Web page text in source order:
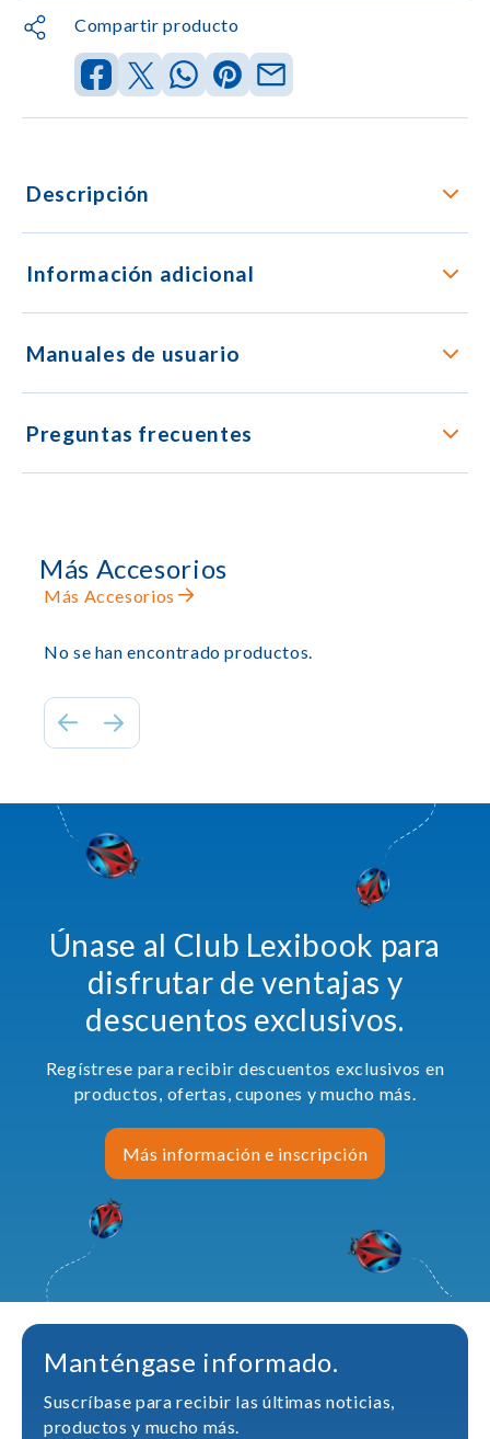
Compartir producto
Descripción
Información adicional
Manuales de usuario
Preguntas frecuentes
Más Accesorios
Más Accesorios
No se han encontrado productos.
Únase al Club Lexibook para
disfrutar de ventajas y
descuentos exclusivos.
Regístrese para recibir descuentos exclusivos en
productos, ofertas, cupones y mucho más.
Más información e inscripción
Manténgase informado.
Suscríbase para recibir las últimas noticias,
productos y mucho más.